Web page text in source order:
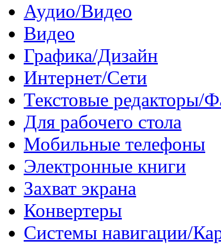
Аудио/Видео
Видео
Графика/Дизайн
Интернет/Сети
Текстовые редакторы/
Для рабочего стола
Мобильные телефоны
Электронные книги
Захват экрана
Конвертеры
Системы навигации/